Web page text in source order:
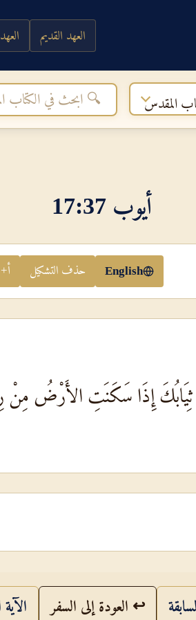
العهد القديم
المقدس
أيوب 37‏:‏17
English حذف التشكيل أ+
إِذَا سَكَنَتِ الأَرْضُ مِنْ
↩ العودة إلى السفر